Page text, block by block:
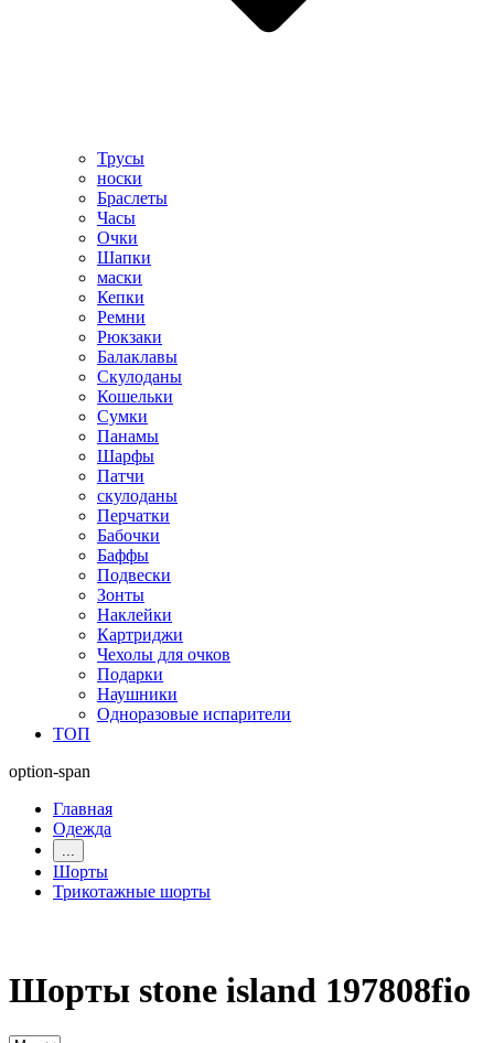
Трусы
носки
Браслеты
Часы
Очки
Шапки
маски
Кепки
Ремни
Рюкзаки
Балаклавы
Скулоданы
Кошельки
Сумки
Панамы
Шарфы
Патчи
скулоданы
Перчатки
Бабочки
Баффы
Подвески
Зонты
Наклейки
Картриджи
Чехолы для очков
Подарки
Наушники
Одноразовые испарители
ТОП
option-span
Главная
Одежда
Шорты
Трикотажные шорты
Шорты stone island 197808fio